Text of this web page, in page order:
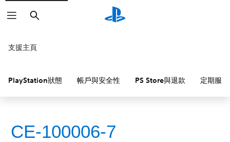
搜
尋
支援主頁
PlayStation狀態 帳戶與安全性 PS Store與退款 定期服務
CE-100006-7